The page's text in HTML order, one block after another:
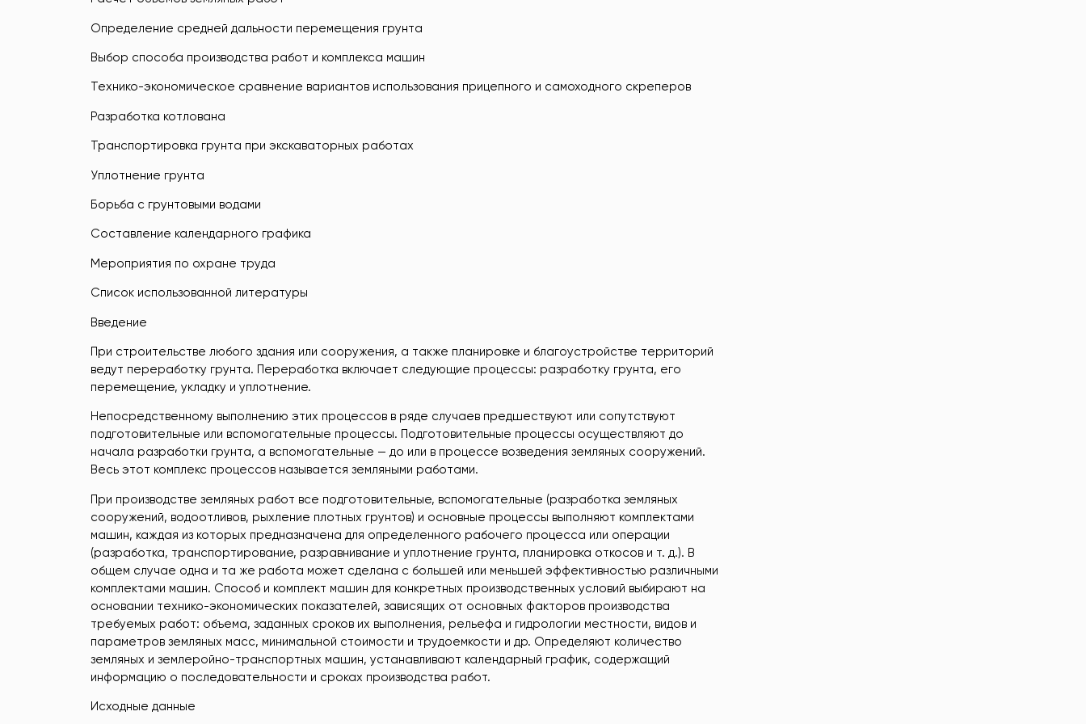
Определение средней дальности перемещения грунта
Выбор способа производства работ и комплекса машин
Технико-экономическое сравнение вариантов использования прицепного и самоходного скреперов
Разработка котлована
Транспортировка грунта при экскаваторных работах
Уплотнение грунта
Борьба с грунтовыми водами
Составление календарного графика
Мероприятия по охране труда
Список использованной литературы
Введение
При строительстве любого здания или сооружения, а также планировке и благоустройстве территорий
ведут переработку грунта. Переработка включает следующие процессы: разработку грунта, его
перемещение, укладку и уплотнение.
Непосредственному выполнению этих процессов в ряде случаев предшествуют или сопутствуют
подготовительные или вспомогательные процессы. Подготовительные процессы осуществляют до
начала разработки грунта, а вспомогательные — до или в процессе возведения земляных сооружений.
Весь этот комплекс процессов называется земляными работами.
При производстве земляных работ все подготовительные, вспомогательные (разработка земляных
сооружений, водоотливов, рыхление плотных грунтов) и основные процессы выполняют комплектами
машин, каждая из которых предназначена для определенного рабочего процесса или операции
(разработка, транспортирование, разравнивание и уплотнение грунта, планировка откосов и т. д.). В
общем случае одна и та же работа может сделана с большей или меньшей эффективностью различными
комплектами машин. Способ и комплект машин для конкретных производственных условий выбирают на
основании технико-экономических показателей, зависящих от основных факторов производства
требуемых работ: объема, заданных сроков их выполнения, рельефа и гидрологии местности, видов и
параметров земляных масс, минимальной стоимости и трудоемкости и др. Определяют количество
земляных и землеройно-транспортных машин, устанавливают календарный график, содержащий
информацию о последовательности и сроках производства работ.
Исходные данные